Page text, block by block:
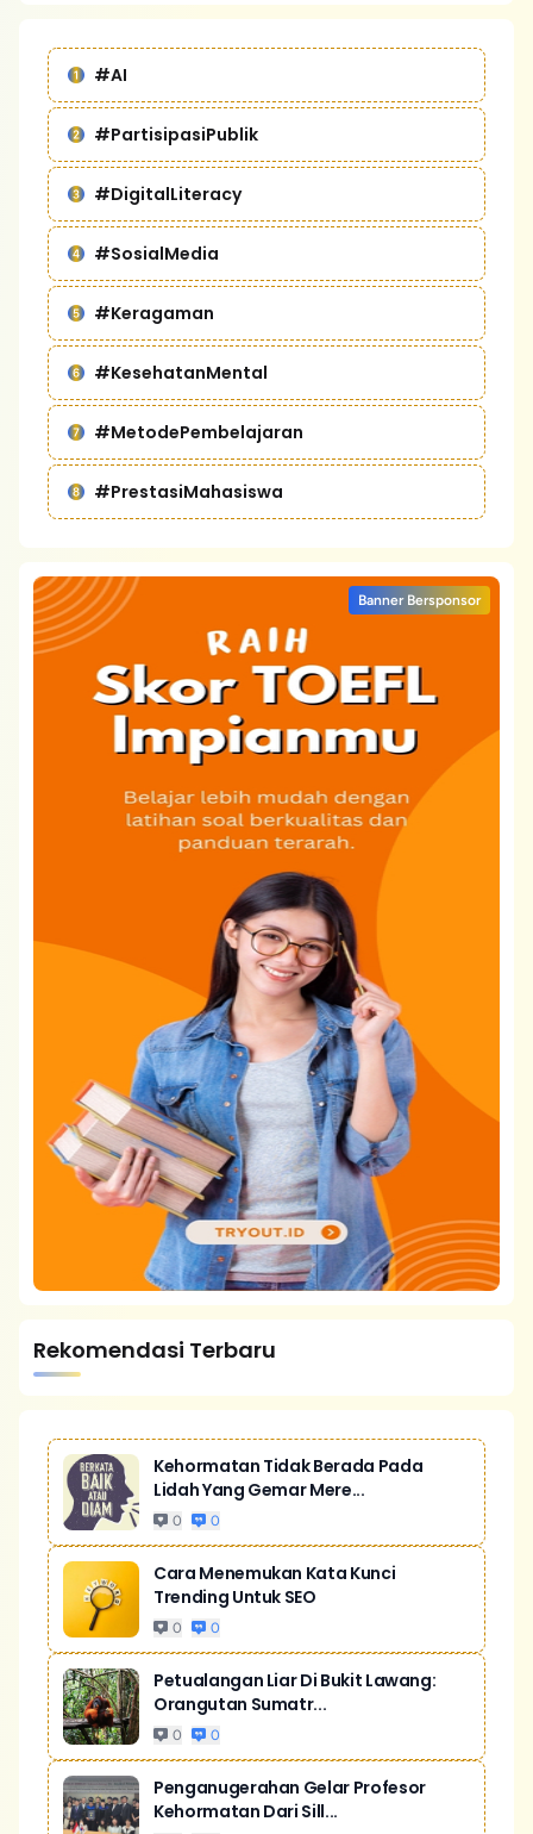
#AI
#PartisipasiPublik
#DigitalLiteracy
#SosialMedia
#Keragaman
#KesehatanMental
#MetodePembelajaran
#PrestasiMahasiswa
Banner Bersponsor
Rekomendasi Terbaru
Kehormatan Tidak Berada Pada
Lidah Yang Gemar Mere...
0 0
Cara Menemukan Kata Kunci
Trending Untuk SEO
0 0
Petualangan Liar Di Bukit Lawang:
Orangutan Sumatr...
0 0
Penganugerahan Gelar Profesor
Kehormatan Dari Sill...